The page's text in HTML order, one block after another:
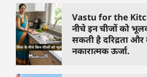
Vastu for the
नीचे इन चीजों को
सकती है दरिद्रता
नकारात्मक ऊर्जा.